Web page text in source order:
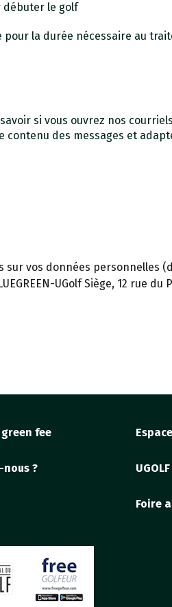
débuter le golf
pour la durée nécessaire au
si vous ouvrez nos
des messages et
vos données personnelles
UGolf Siège, 12 rue du
fee
nous ?
Foire